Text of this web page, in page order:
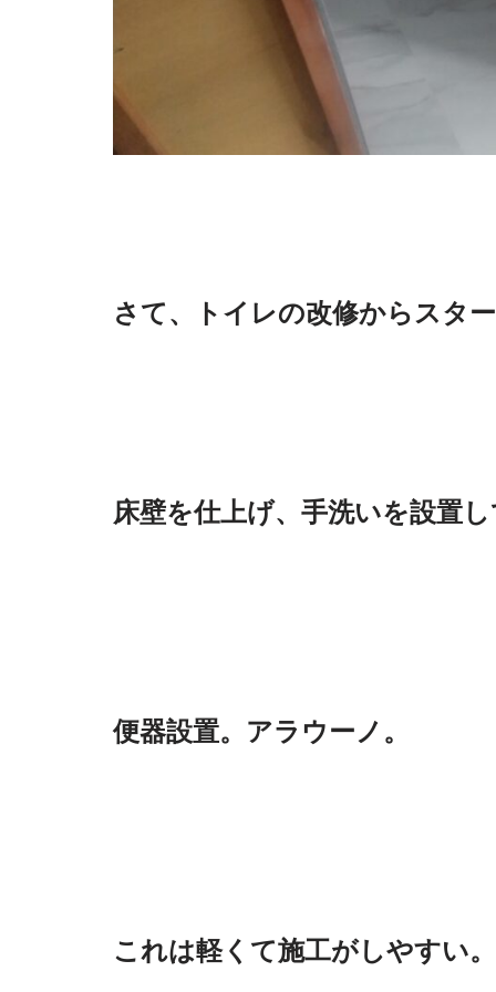
さて、トイレの改修からスタ
床壁を仕上げ、手洗いを設置
便器設置。アラウーノ。
これは軽くて施工がしやすい。